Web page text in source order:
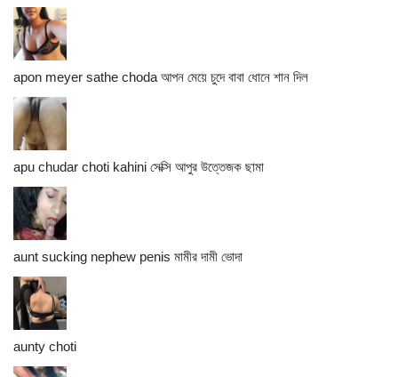
apon meyer sathe choda আপন মেয়ে চুদে বাবা ধোনে শান দিল
apu chudar choti kahini সেক্সি আপুর উত্তেজক ছামা
aunt sucking nephew penis মামীর দামী ভোদা
aunty choti